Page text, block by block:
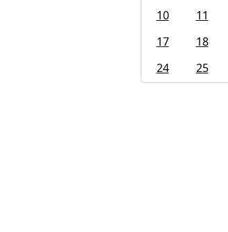
10
11
17
18
24
25